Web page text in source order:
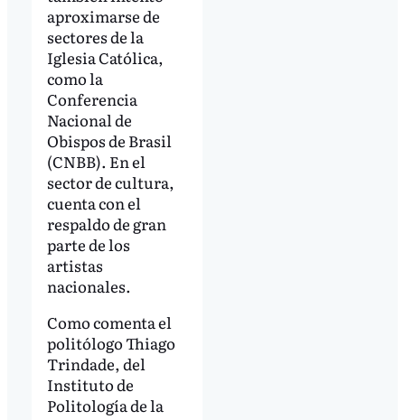
aproximarse de
sectores de la
Iglesia Católica,
como la
Conferencia
Nacional de
Obispos de Brasil
(CNBB). En el
sector de cultura,
cuenta con el
respaldo de gran
parte de los
artistas
nacionales.
Como comenta el
politólogo Thiago
Trindade, del
Instituto de
Politología de la